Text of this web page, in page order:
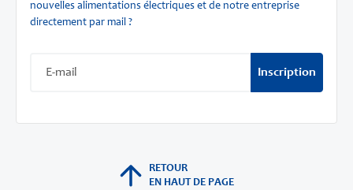
nouvelles alimentations électriques et de notre entreprise
directement par mail ?
Inscription
RETOUR
EN HAUT DE PAGE